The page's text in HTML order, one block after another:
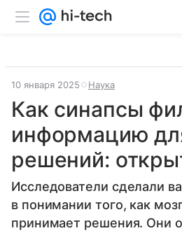
10 января 2025 Наука
Как синапсы
информацию
решений:
Исследователи сделали
в понимании того, как
принимает решения. Они